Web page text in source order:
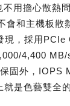
用擔心散熱
會和主機板散
現，採用
4,400
固外，IOPS
是色藝雙全